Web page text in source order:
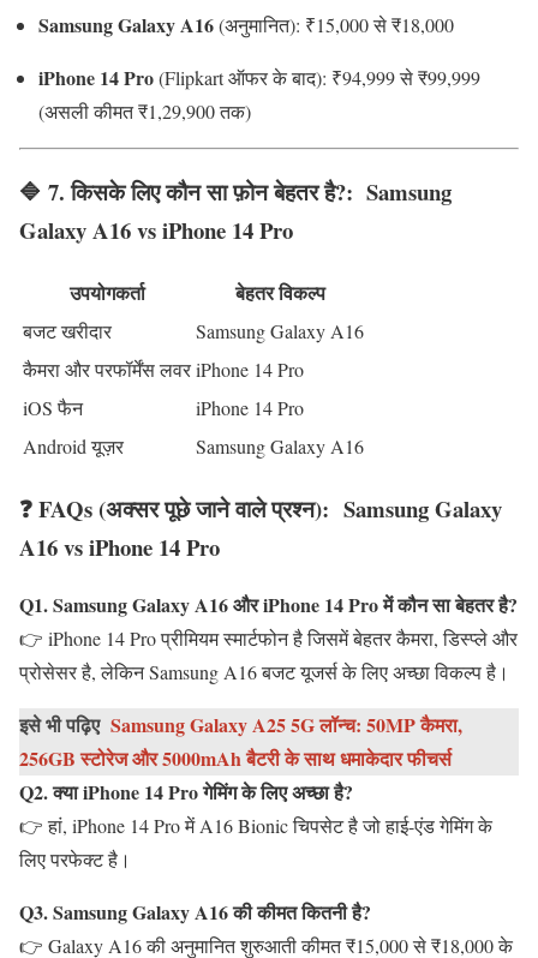
Samsung Galaxy A16(अनुमानित): ₹15,000 से ₹18,000
iPhone 14 Pro(Flipkart ऑफर के बाद): ₹94,999 से ₹99,999
(असली कीमत ₹1,29,900 तक)
🔷 7.किसके लिए कौन सा फ़ोन बेहतर है?: Samsung
Galaxy A16 vs iPhone 14 Pro
उपयोगकर्ता बेहतर विकल्प
बजट खरीदार
Samsung Galaxy A16
कैमरा और परफॉर्मेंस लवरiPhone 14 Pro
iOS फैन
iPhone 14 Pro
Android यूज़र
Samsung Galaxy A16
❓FAQs (अक्सर पूछे जाने वाले प्रश्न): Samsung Galaxy
A16 vs iPhone 14 Pro
Q1. Samsung Galaxy A16 और iPhone 14 Pro में कौन सा बेहतर है?
👉 iPhone 14 Pro प्रीमियम स्मार्टफोन है जिसमें बेहतर कैमरा, डिस्प्ले और
प्रोसेसर है, लेकिन Samsung A16 बजट यूजर्स के लिए अच्छा विकल्प है।
इसे भी पढ़िए Samsung Galaxy A25 5G लॉन्च: 50MP कैमरा,
256GB स्टोरेज और 5000mAh बैटरी के साथ धमाकेदार फीचर्स
Q2. क्या iPhone 14 Pro गेमिंग के लिए अच्छा है?
👉 हां, iPhone 14 Pro में A16 Bionic चिपसेट है जो हाई-एंड गेमिंग के
लिए परफेक्ट है।
Q3. Samsung Galaxy A16 की कीमत कितनी है?
👉 Galaxy A16 की अनुमानित शुरुआती कीमत ₹15,000 से ₹18,000 के